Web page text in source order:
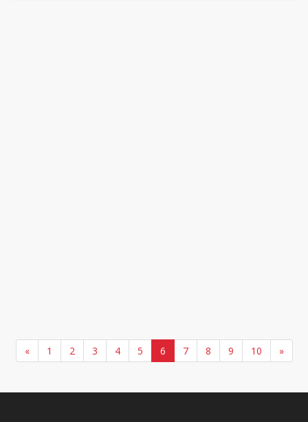
« 1 2 3 4 5 6 7 8 9 10 »